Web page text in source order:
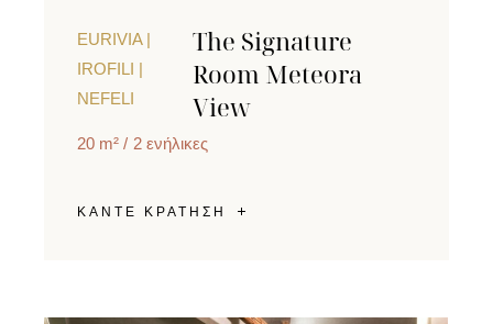
EURIVIA |
IROFILI |
NEFELI
The Signature
Room Meteora
View
20 m² 2 ενήλικες
ΚΑΝΤΕ ΚΡΑΤΗΣΗ